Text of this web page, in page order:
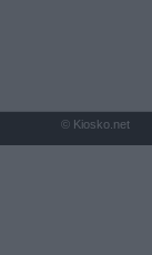
© Kiosko.net